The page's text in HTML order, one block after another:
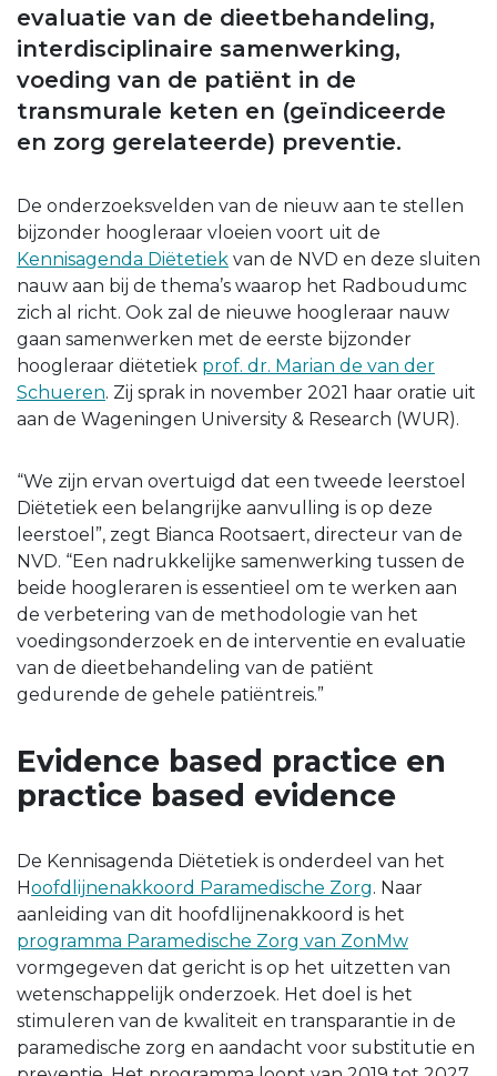
evaluatie van de dieetbehandeling,
interdisciplinaire samenwerking,
voeding van de patiënt in de
transmurale keten en (geïndiceerde
en zorg gerelateerde) preventie.
De onderzoeksvelden van de nieuw aan te stellen
bijzonder hoogleraar vloeien voort uit de
Kennisagenda Diëtetiek van de NVD en deze sluiten
nauw aan bij de thema’s waarop het Radboudumc
zich al richt. Ook zal de nieuwe hoogleraar nauw
gaan samenwerken met de eerste bijzonder
hoogleraar diëtetiek prof. dr. Marian de van der
Schueren. Zij sprak in november 2021 haar oratie uit
aan de Wageningen University & Research (WUR).
“We zijn ervan overtuigd dat een tweede leerstoel
Diëtetiek een belangrijke aanvulling is op deze
leerstoel”, zegt Bianca Rootsaert, directeur van de
NVD. “Een nadrukkelijke samenwerking tussen de
beide hoogleraren is essentieel om te werken aan
de verbetering van de methodologie van het
voedingsonderzoek en de interventie en evaluatie
van de dieetbehandeling van de patiënt
gedurende de gehele patiëntreis.”
Evidence based practice en
practice based evidence
De Kennisagenda Diëtetiek is onderdeel van het
Hoofdlijnenakkoord Paramedische Zorg. Naar
aanleiding van dit hoofdlijnenakkoord is het
programma Paramedische Zorg van ZonMw
vormgegeven dat gericht is op het uitzetten van
wetenschappelijk onderzoek. Het doel is het
stimuleren van de kwaliteit en transparantie in de
paramedische zorg en aandacht voor substitutie en